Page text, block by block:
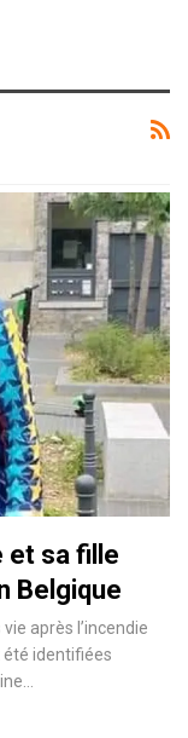
et sa fille
Belgique
après l’incendie
été identifiées